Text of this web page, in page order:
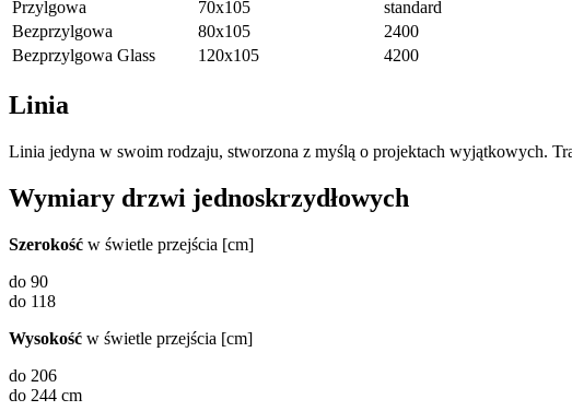
Przylgowa
70x105
standard
Bezprzylgowa
80x105
2400
Bezprzylgowa Glass
120x105 4200
Linia
Linia jedyna w swoim rodzaju, stworzona z myślą o projektach wyjątkowych.
Wymiary drzwi jednoskrzydłowych
Szerokość w świetle przejścia [cm]
do 90
do 118
Wysokość w świetle przejścia [cm]
do 206
do 244 cm